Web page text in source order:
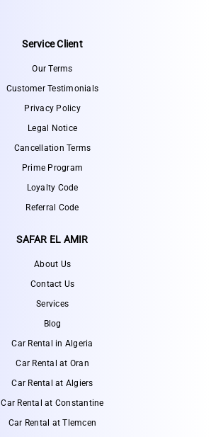
Service Client
Our Terms
Customer Testimonials
Privacy Policy
Legal Notice
Cancellation Terms
Prime Program
Loyalty Code
Referral Code
SAFAR EL AMIR
About Us
Contact Us
Services
Blog
Car Rental in Algeria
Car Rental at Oran
Car Rental at Algiers
Car Rental at Constantine
Car Rental at Tlemcen